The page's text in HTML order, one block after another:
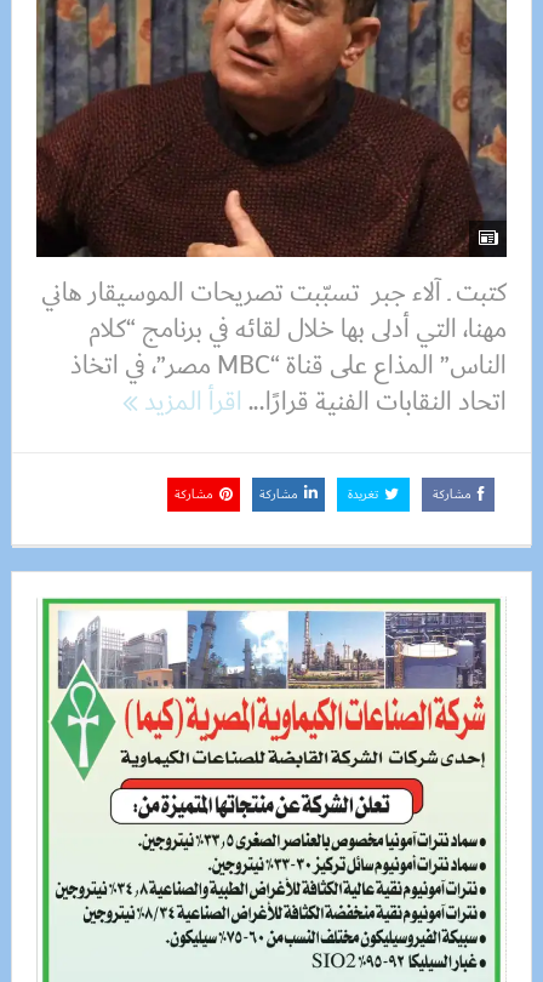
كتبت ـ آلاء جبر تسبّبت تصريحات الموسيقار هاني
مهنا، التي أدلى بها خلال لقائه في برنامج “كلام
الناس” المذاع على قناة “MBC مصر”، في اتخاذ
اتحاد النقابات الفنية قرارًا...اقرأ المزيد
مشاركة تغريدة مشاركة مشاركة